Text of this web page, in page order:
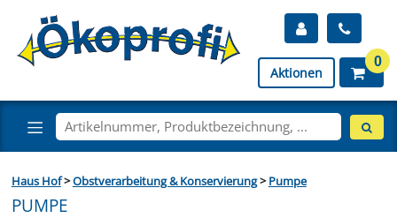
Aktionen
0
Haus Hof>Obstverarbeitung & Konservierung>Pumpe
PUMPE